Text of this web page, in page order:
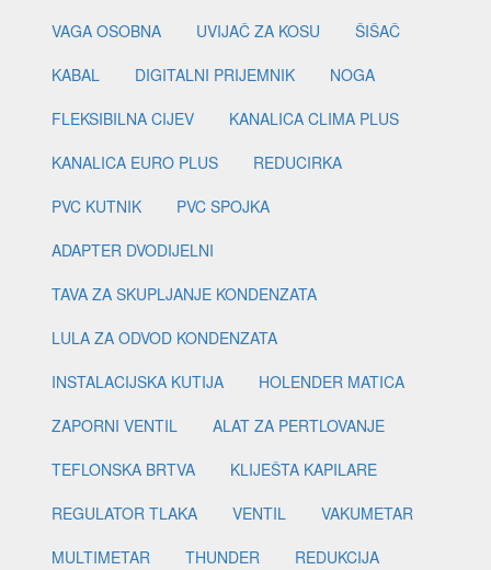
VAGA OSOBNA
UVIJAČ ZA KOSU
ŠIŠAČ
KABAL
DIGITALNI PRIJEMNIK
NOGA
FLEKSIBILNA CIJEV
KANALICA CLIMA PLUS
KANALICA EURO PLUS
REDUCIRKA
PVC KUTNIK
PVC SPOJKA
ADAPTER DVODIJELNI
TAVA ZA SKUPLJANJE KONDENZATA
LULA ZA ODVOD KONDENZATA
INSTALACIJSKA KUTIJA
HOLENDER MATICA
ZAPORNI VENTIL
ALAT ZA PERTLOVANJE
TEFLONSKA BRTVA
KLIJEŠTA KAPILARE
REGULATOR TLAKA
VENTIL
VAKUMETAR
MULTIMETAR
THUNDER
REDUKCIJA